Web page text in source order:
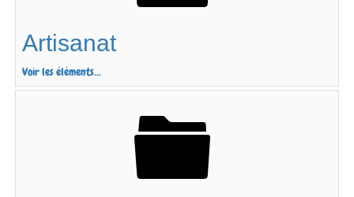
Artisanat
Voir les éléments...